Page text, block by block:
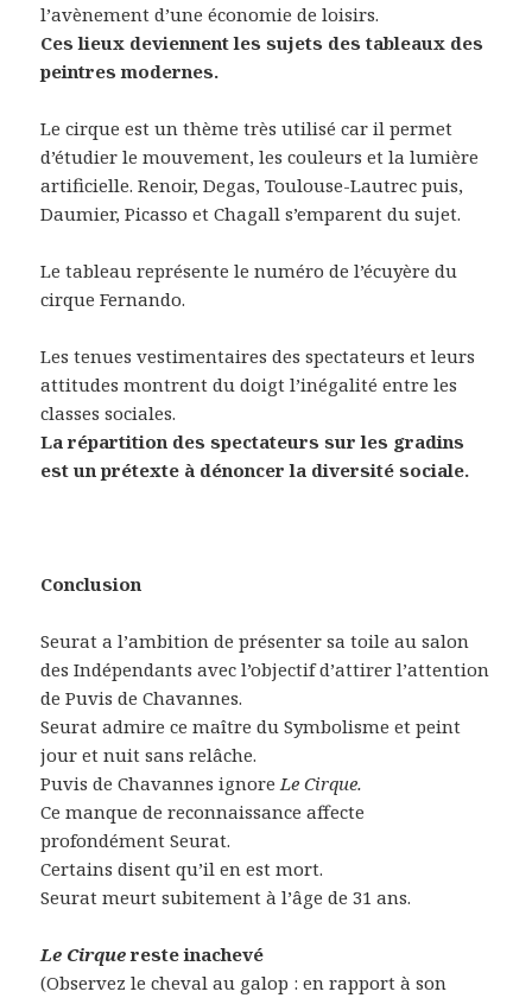
l’avènement d’une économie de loisirs.
Ces lieux deviennent les sujets des tableaux des
peintres modernes.
Le cirque est un thème très utilisé car il permet
d’étudier le mouvement, les couleurs et la lumière
artificielle. Renoir, Degas, Toulouse-Lautrec puis,
Daumier, Picasso et Chagall s’emparent du sujet.
Le tableau représente le numéro de l’écuyère du
cirque Fernando.
Les tenues vestimentaires des spectateurs et leurs
attitudes montrent du doigt l’inégalité entre les
classes sociales.
La répartition des spectateurs sur les gradins
est un prétexte à dénoncer la diversité sociale.
Conclusion
Seurat a l’ambition de présenter sa toile au salon
des Indépendants avec l’objectif d’attirer l’attention
de Puvis de Chavannes.
Seurat admire ce maître du Symbolisme et peint
jour et nuit sans relâche.
Puvis de Chavannes ignoreLe Cirque.
Ce manque de reconnaissance affecte
profondément Seurat.
Certains disent qu’il en est mort.
Seurat meurt subitement à l’âge de 31 ans.
Le Cirquereste inachevé
(Observez le cheval au galop : en rapport à son